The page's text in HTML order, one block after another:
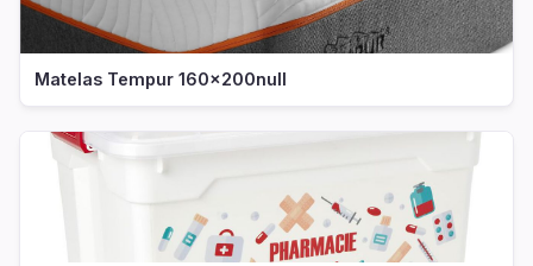
Matelas Tempur 160x200null